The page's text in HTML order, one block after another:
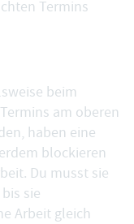
Termins
beim
am oberen
haben eine
blockieren
Du musst sie
sie
Arbeit gleich